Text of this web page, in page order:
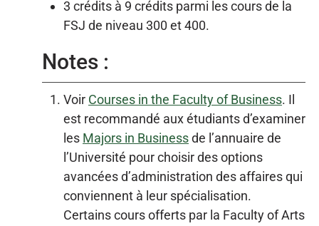
3 crédits à 9 crédits parmi les cours de la
FSJ de niveau 300 et 400.
Notes :
Voir Courses in the Faculty of Business. Il
est recommandé aux étudiants d’examiner
les Majors in Businessde l’annuaire de
l’Université pour choisir des options
avancées d’administration des affaires qui
conviennent à leur spécialisation.
Certains cours offerts par la Faculty of Arts